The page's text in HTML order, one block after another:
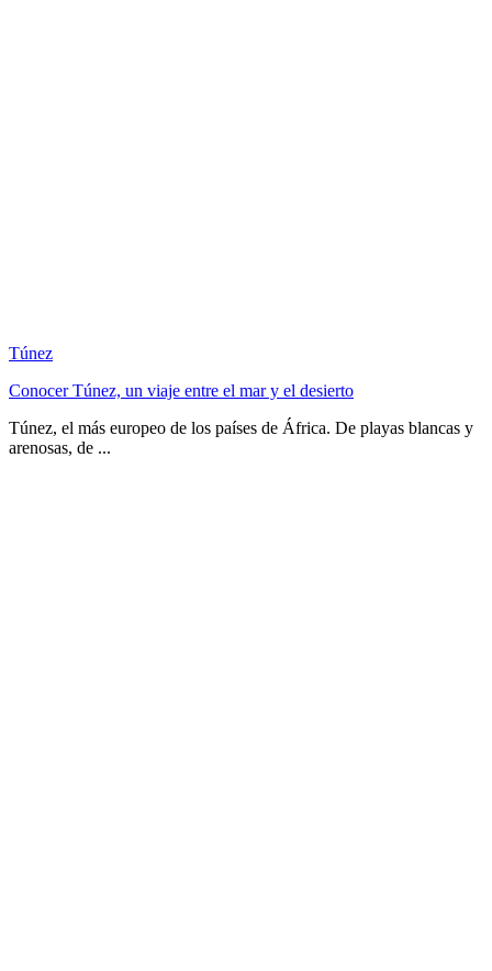
Túnez
Conocer Túnez, un viaje entre el mar y el desierto
Túnez, el más europeo de los países de África. De playas blancas y
arenosas, de ...